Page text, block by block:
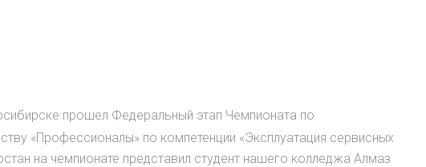
прошел Федеральный этап Чемпионата по
«Профессионалы» по компетенции «Эксплуатация сервисных
на чемпионате представил студент нашего колледжа Алмаз